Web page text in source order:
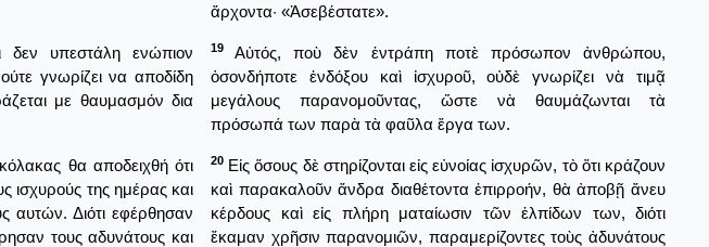
ἄρχοντα· «Ἀσεβέστατε».
υπεστάλη ενώπιον
γνωρίζει να αποδίδη
με θαυμασμόν δια
19
Αὐτός, ποὺ δὲν ἐντράπη ποτὲ πρόσωπον ἀνθρώπου,
ὀσονδήποτε ἐνδόξου καὶ ἰσχυροῦ, οὐδὲ γνωρίζει νὰ τιμᾷ
μεγάλους παρανομοῦντας, ὥστε νὰ θαυμάζωνται τὰ
πρόσωπά των παρὰ τὰ φαῦλα ἔργα των.
θα αποδειχθή ότι
ισχυρούς της ημέρας και
αυτών. Διότι εφέρθησαν
τους αδυνάτους και
20 Εἰς ὅσους δὲ στηρίζονται εἰς εὐνοίας ἰσχυρῶν, τὸ ὅτι κράζουν
καὶ παρακαλοῦν ἄνδρα διαθέτοντα ἐπιρροήν, θὰ ἀποβῇ ἄνευ
κέρδους καὶ εἰς πλήρη ματαίωσιν τῶν ἐλπίδων των, διότι
ἔκαμαν χρῆσιν παρανομιῶν, παραμερίζοντες τοὺς ἀδυνάτους